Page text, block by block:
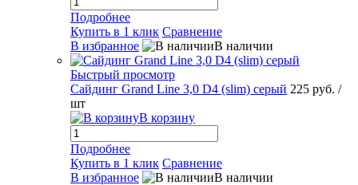
Подробнее
Купить в 1 клик Сравнение
В избранное
В наличии
Быстрый просмотр
Сайдинг Grand Line 3,0 D4 (slim) серый 225 руб. /
шт
В корзину
Подробнее
Купить в 1 клик Сравнение
В избранное
В наличии